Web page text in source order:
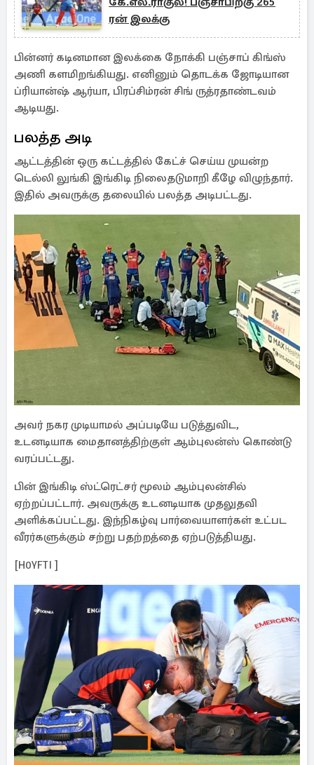
ரன் இலக்கு
பின்னர் கடினமான இலக்கை நோக்கி பஞ்சாப் கிங்ஸ்
அணி களமிறங்கியது. எனினும் தொடக்க ஜோடியான
ப்ரியான்ஷ் ஆர்யா, பிரப்சிம்ரன் சிங் ருத்ரதாண்டவம்
ஆடியது.
பலத்த அடி
ஆட்டத்தின் ஒரு கட்டத்தில் கேட்ச் செய்ய முயன்ற
டெல்லி லுங்கி இங்கிடி நிலைதடுமாறி கீழே விழுந்தார்.
இதில் அவருக்கு தலையில் பலத்த அடிபட்டது.
அவர் நகர முடியாமல் அப்படியே படுத்துவிட,
உடனடியாக மைதானத்திற்குள் ஆம்புலன்ஸ் கொண்டு
வரப்பட்டது.
பின் இங்கிடி ஸ்ட்ரெட்சர் மூலம் ஆம்புலன்சில்
ஏற்றப்பட்டார். அவருக்கு உடனடியாக முதலுதவி
அளிக்கப்பட்டது. இந்நிகழ்வு பார்வையாளர்கள் உட்பட
வீரர்களுக்கும் சற்று பதற்றத்தை ஏற்படுத்தியது.
[H0YFTI ]